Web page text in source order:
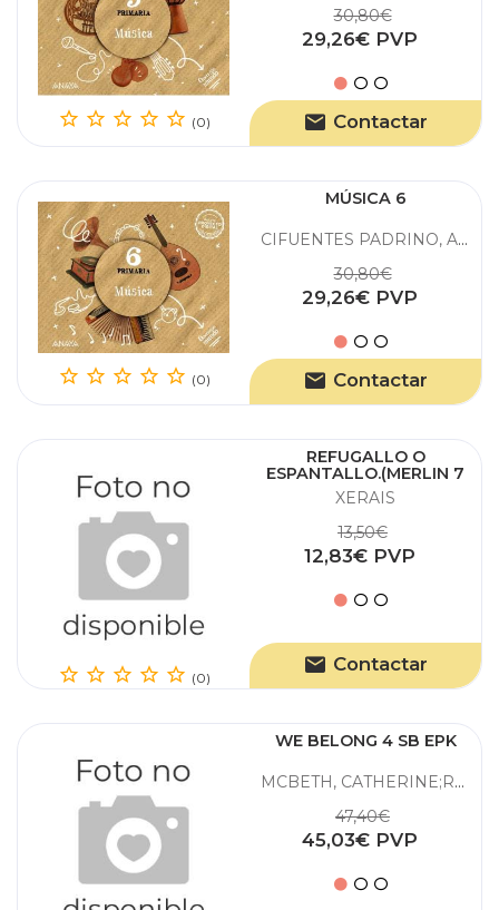
(0)
30,80€
29,26€ PVP
Contactar
(0)
MÚSICA 6
CIFUENTES PADRINO, ALFONSO / F. GANCEDO HUÉRCANOS,
30,80€
29,26€ PVP
Contactar
(0)
REFUGALLO O
ESPANTALLO.(MERLIN 7
ANOS)
XERAIS
13,50€
12,83€ PVP
Contactar
WE BELONG 4 SB EPK
MCBETH, CATHERINE;REILLY, PATRICIA
47,40€
45,03€ PVP